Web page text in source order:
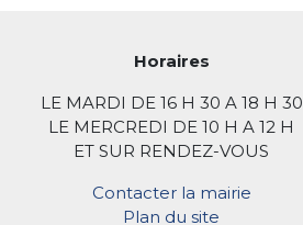
Horaires
LE MARDI DE 16 H 30 A 18 H 30
LE MERCREDI DE 10 H A 12 H
ET SUR RENDEZ-VOUS
Contacter la mairie
Plan du site